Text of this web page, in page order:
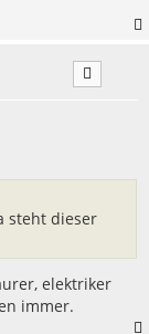
steht dieser
elektriker
immer.